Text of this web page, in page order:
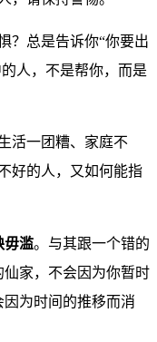
？总是告诉你“你要出
人，不是帮你，而是
活一团糟、家庭不
好的人，又如何能指
毋滥。与其跟一个错的
家，不会因为你暂时
为时间的推移而消